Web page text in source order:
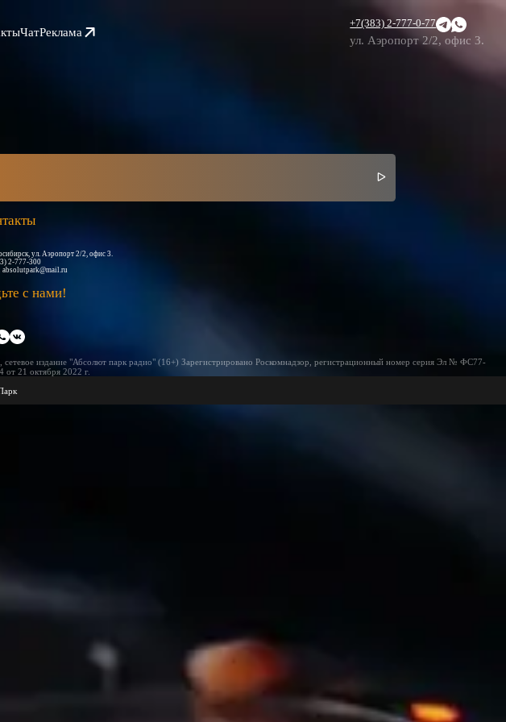
ЧатРеклама
+7(383) 2-777-0-77
ул. Аэропорт 2/2, офис 3.
ул. Аэропорт 2/2, офис 3.
2-777-300
absolutpark@mail.ru
с нами!
издание "Абсолют парк радио" (16+) Зарегистрировано Роскомнадзор, регистрационный номер серия Эл № ФС77-
от 21 октября 2022 г.